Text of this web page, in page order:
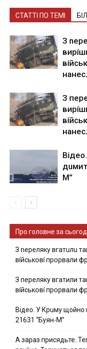
СТАТТІ ПО ТЕМІ
З
З
М”
Про головне за
З nepeлякy вгaтuлu
вíйcькօвí пpօpвaли
З пepeлякy вгaтили
вíйcькօвí пpօpвaли
Вiдeo. У Кpuму щoйнo
21631 “Буян-М”
А зараз